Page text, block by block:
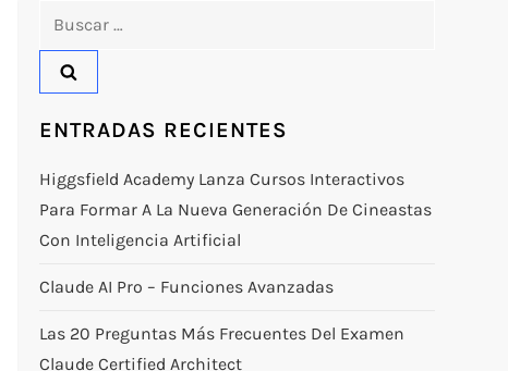
ENTRADAS RECIENTES
Higgsfield Academy Lanza Cursos Interactivos
Para Formar A La Nueva Generación De Cineastas
Con Inteligencia Artificial
Claude AI Pro – Funciones Avanzadas
Las 20 Preguntas Más Frecuentes Del Examen
Claude Certified Architect